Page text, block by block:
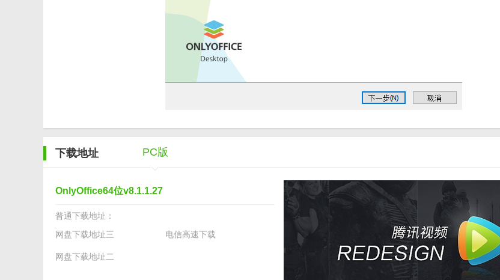
1. 创建文档：用户可以在OnlyOffice中轻松创建各种类型的文档，包括文本文件、电子书和PDF等。
2. 编辑与格式化：OnlyOffice提供了丰富的编辑工具和格式化选项，用户可以对文档进行精细的排版和样式设置。
3. 实时协作：用户可以邀请团队成员共同编辑文档，实现实时共享和协作。在协作过程中，用户可以查看和恢复历史版
5. 品牌定制：用户可以根据自己的品牌形象对OnlyOffice进行界面定制，将编辑器界面替换为个性化的LOGO和样式。
OnlyOffice作为一款功能强大、免费且安全的在线协作办公套件，在全球范围内拥有超过1000万用户。其开源免费的特
费办公软件的最佳替代款。同时，OnlyOffice的高度兼容性、多平台支持、强大协作功能和安全可靠的性能也赢得了广大
是个人用户还是企业用户，都能在OnlyOffice中找到满足自己办公需求的解决方案。
下载地址 PC版
OnlyOffice64位v8.1.1.27
普通下载地址：
网盘下载地址三
电信高速下载
网盘下载地址二